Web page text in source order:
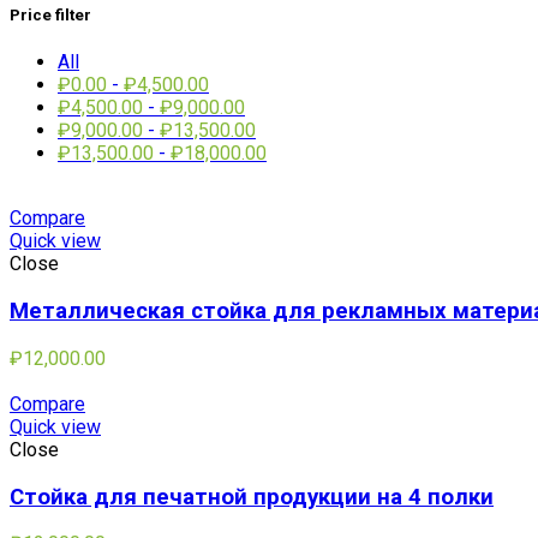
Price filter
All
₽0.00 - ₽4,500.00
₽4,500.00 - ₽9,000.00
₽9,000.00 - ₽13,500.00
₽13,500.00 - ₽18,000.00
Compare
Quick view
Close
Металлическая стойка для рекламных
₽12,000.00
Compare
Quick view
Close
Стойка для печатной продукции на 4 полки